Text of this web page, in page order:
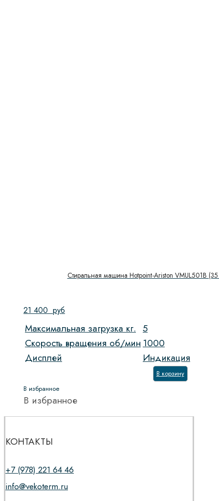
Стиральная машина Hotpoint-Ariston VMUL501B
21 400 руб
Максимальная загрузка кг. 5
Скорость вращения об/мин 1000
Дисплей
Индикация
В корзину
В избранное
В избранное
КОНТАКТЫ
+7 (978) 221 64 46
info@vekoterm.ru